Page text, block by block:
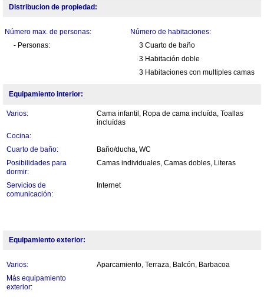
Distribucion de propiedad:
Número max. de personas:
- Personas:
Número de habitaciones:
3 Cuarto de baño
3 Habitación doble
3 Habitaciones con multiples camas
Equipamiento interior:
Varios:
Cama infantil, Ropa de cama incluída, Toallas
incluídas
Cocina:
Cuarto de baño:
Baño/ducha, WC
Posibilidades para
dormir:
Camas individuales, Camas dobles, Literas
Servicios de
comunicación:
Internet
Equipamiento exterior:
Varios:
Aparcamiento, Terraza, Balcón, Barbacoa
Más equipamiento
exterior: